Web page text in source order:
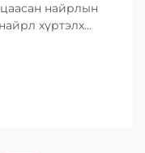
найрлын
хүртэлх
ашиглагддаг.